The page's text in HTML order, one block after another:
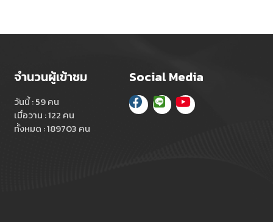
จำนวนผู้เข้าชม
วันนี้ : 59 คน
เมื่อวาน : 122 คน
ทั้งหมด : 189703 คน
Social Media